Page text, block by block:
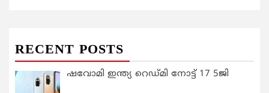
RECENT POSTS
ഷവോമി ഇന്ത്യ റെഡ്മി നോട്ട് 17 5ജി